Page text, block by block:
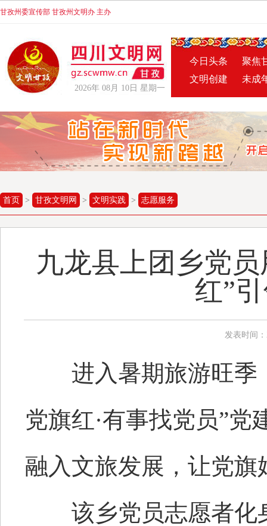
甘孜州委宣传部 甘孜州文明办 主办
2026年 08月 10日 星期一
今日头条
聚焦
文明创建
未成
首页 > 甘孜文明网 > 文明实践 > 志愿服务
九龙县上团乡党
红”
发表时间
进入暑期旅游旺季
党旗红·有事找党员”
融入文旅发展，让党
该乡党员志愿者化